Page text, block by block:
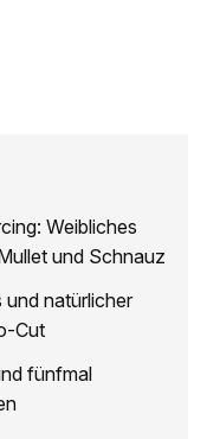
Weibliches
und Schnauz
und natürlicher
Cut
fünfmal